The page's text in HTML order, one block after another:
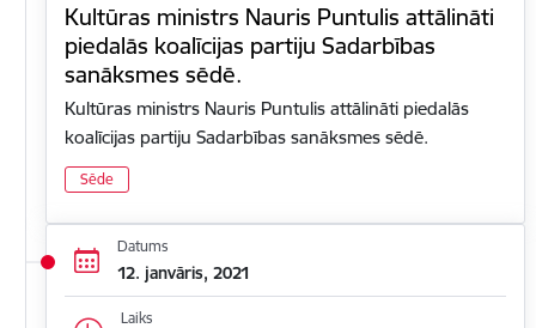
Kultūras ministrs Nauris Puntulis attālināti
piedalās koalīcijas partiju Sadarbības
sanāksmes sēdē.
Kultūras ministrs Nauris Puntulis attālināti piedalās
koalīcijas partiju Sadarbības sanāksmes sēdē.
Sēde
Datums
12. janvāris, 2021
Laiks